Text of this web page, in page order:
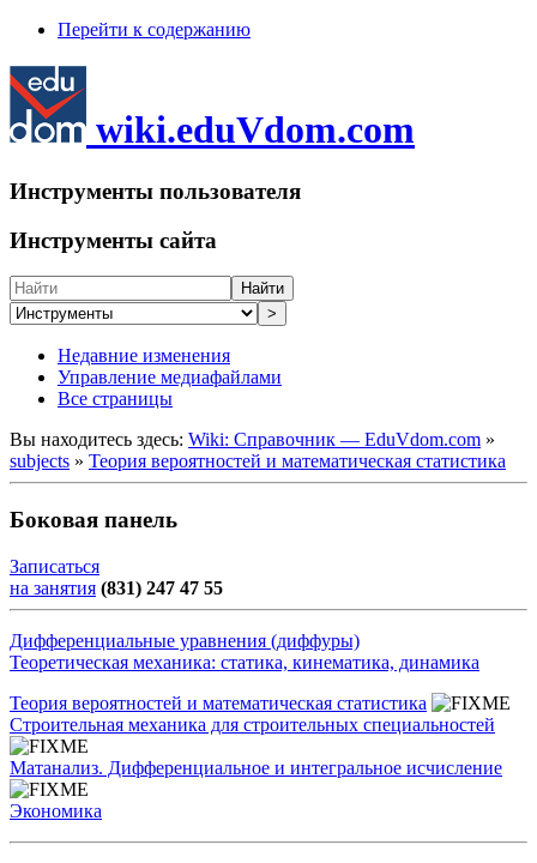
Перейти к содержанию
wiki.eduVdom.com
Инструменты пользователя
Инструменты сайта
Найти
>
Недавние изменения
Управление медиафайлами
Все страницы
Вы находитесь здесь: Wiki: Справочник — EduVdom.com »
subjects » Теория вероятностей и математическая статистика
Боковая панель
Записаться
на занятия (831) 247 47 55
Дифференциальные уравнения (диффуры)
Теоретическая механика: статика, кинематика, динамика
Теория вероятностей и математическая статистика
Строительная механика для строительных специальностей
Матанализ. Дифференциальное и интегральное исчисление
Экономика